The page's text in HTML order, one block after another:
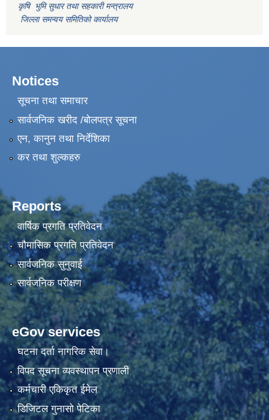
कृषि भुमि सुधार तथा सहकारी मन्त्रालय
जिल्ला समन्वय समितिको कार्यालय
Notices
सूचना तथा समाचार
सार्वजनिक खरीद /बोलपत्र सूचना
एन, कानुन तथा निर्देशिका
कर तथा शुल्कहरु
Reports
वार्षिक प्रगति प्रतिवेदन
चौमासिक प्रगति प्रतिवेदन
सार्वजनिक सुनुवाई
सार्वजनिक परीक्षण
eGov services
घटना दर्ता नागरिक सेवा।
विपद सूचना व्यवस्थापन प्रणाली
कर्मचारी एकिकृत ईमेल
डिजिटल गुनासो पेटिका